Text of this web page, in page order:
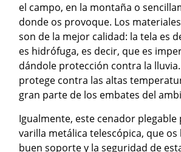
el campo, en la montaña o
donde os provoque. Los
son de la mejor calidad: la tela es
es hidrófuga, es decir, que es
dándole protección contra la
protege contra las altas
gran parte de los embates del
Igualmente, este cenador plegable
varilla metálica telescópica, que
buen soporte y la seguridad de